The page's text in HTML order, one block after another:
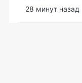
28 минут назад